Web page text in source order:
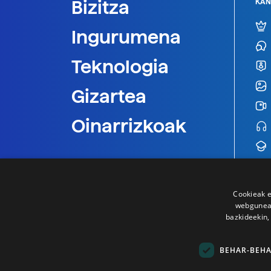
Bizitza
Ingurumena
Teknologia
Gizartea
Oinarrizkoak
Cookieak
BEHAR-